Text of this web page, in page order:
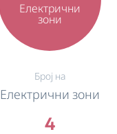
Електрични
зони
Број на
Електрични зони
4